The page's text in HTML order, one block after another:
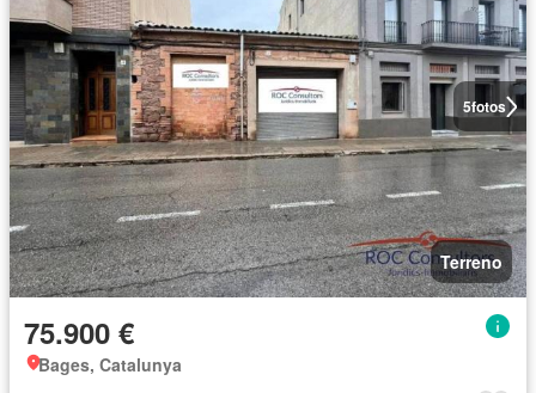
5fotos
Terreno
75.900 €
Bages, Catalunya